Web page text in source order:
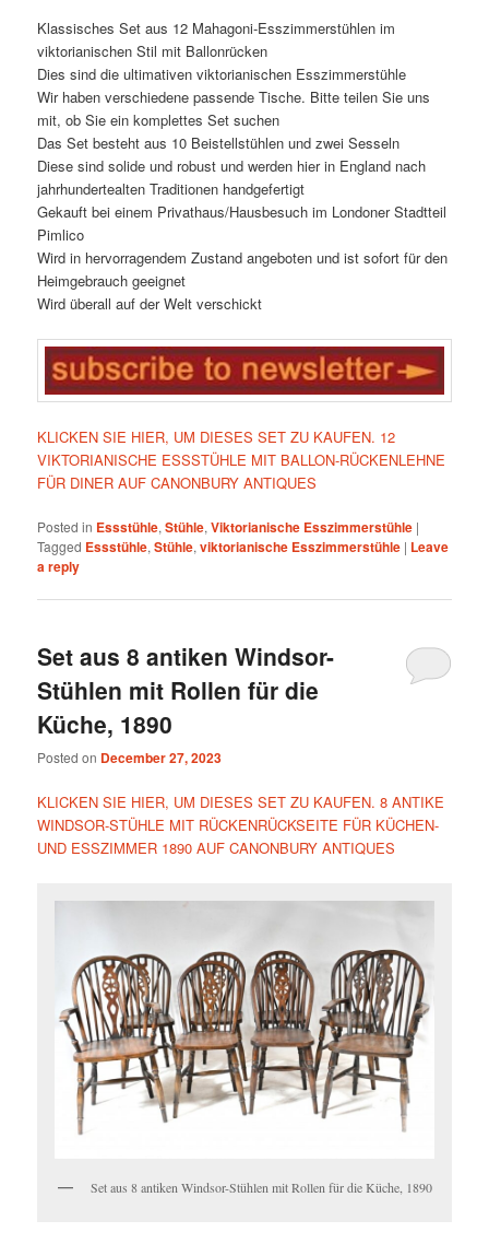
Klassisches Set aus 12 Mahagoni-Esszimmerstühlen im
viktorianischen Stil mit Ballonrücken
Dies sind die ultimativen viktorianischen Esszimmerstühle
Wir haben verschiedene passende Tische. Bitte teilen Sie uns
mit, ob Sie ein komplettes Set suchen
Das Set besteht aus 10 Beistellstühlen und zwei Sesseln
Diese sind solide und robust und werden hier in England nach
jahrhundertealten Traditionen handgefertigt
Gekauft bei einem Privathaus/Hausbesuch im Londoner Stadtteil
Pimlico
Wird in hervorragendem Zustand angeboten und ist sofort für den
Heimgebrauch geeignet
Wird überall auf der Welt verschickt
KLICKEN SIE HIER, UM DIESES SET ZU KAUFEN. 12
VIKTORIANISCHE ESSSTÜHLE MIT BALLON-RÜCKENLEHNE
FÜR DINER AUF CANONBURY ANTIQUES
Posted in Essstühle,Stühle,Viktorianische Esszimmerstühle |
Tagged Essstühle,Stühle,viktorianische Esszimmerstühle | Leave
a reply
Set aus 8 antiken Windsor-
Stühlen mit Rollen für die
Küche, 1890
Posted on December 27, 2023
KLICKEN SIE HIER, UM DIESES SET ZU KAUFEN. 8 ANTIKE
WINDSOR-STÜHLE MIT RÜCKENRÜCKSEITE FÜR KÜCHEN-
UND ESSZIMMER 1890 AUF CANONBURY ANTIQUES
Set aus 8 antiken Windsor-Stühlen mit Rollen für die Küche, 1890